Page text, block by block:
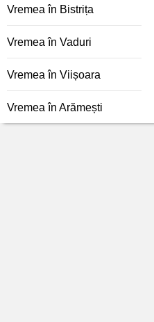
Vremea în Bistrița
Vremea în Vaduri
Vremea în Viișoara
Vremea în Arămești